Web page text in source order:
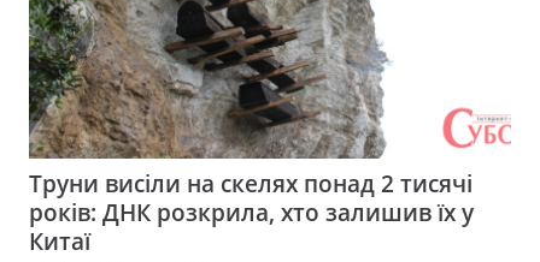
Труни висіли на скелях понад 2 тисячі
років: ДНК розкрила, хто залишив їх у
Китаї